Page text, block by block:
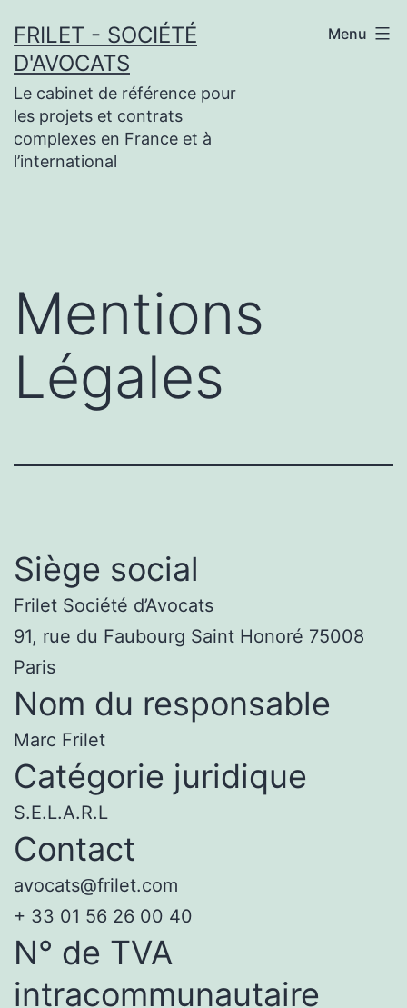
au
contenu
FRILET - SOCIÉTÉ
D'AVOCATS
Le cabinet de référence pour
les projets et contrats
complexes en France et à
l’international
Menu
Mentions
Légales
Siège social
Frilet Société d’Avocats
91, rue du Faubourg Saint Honoré 75008
Paris
Nom du responsable
Marc Frilet
Catégorie juridique
S.E.L.A.R.L
Contact
avocats@frilet.com
+ 33 01 56 26 00 40
N° de TVA
intracommunautaire